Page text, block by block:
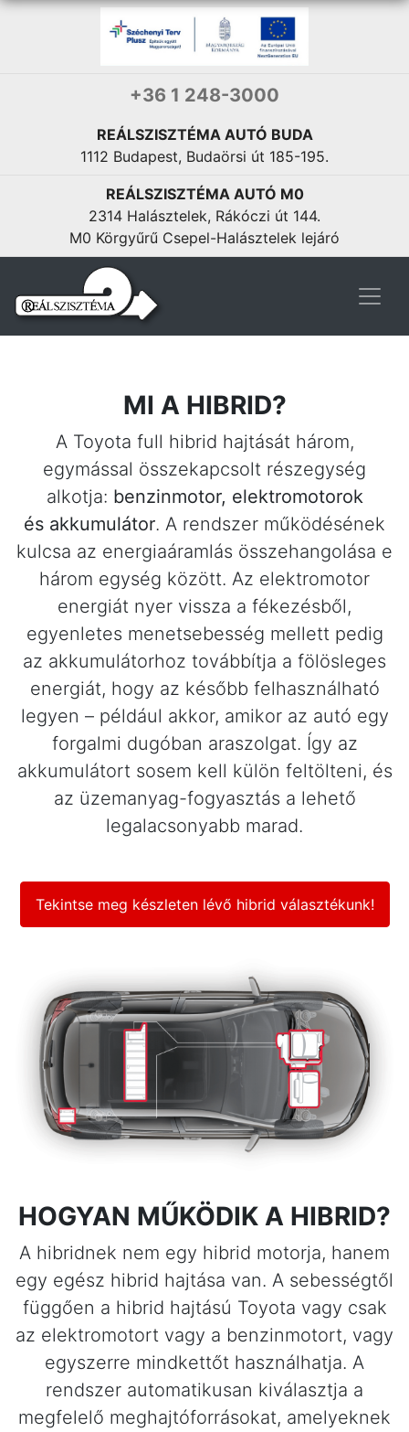
+36 1 248-3000
REÁLSZISZTÉMA AUTÓ BUDA
1112 Budapest, Budaörsi út 185-195.
REÁLSZISZTÉMA AUTÓ M0
2314 Halásztelek, Rákóczi út 144.
M0 Körgyűrű Csepel-Halásztelek lejáró
MI A HIBRID?
A Toyota full hibrid hajtását három,
egymással összekapcsolt részegység
alkotja: benzinmotor, elektromotorok
és akkumulátor. A rendszer működésének
kulcsa az energiaáramlás összehangolása e
három egység között. Az elektromotor
energiát nyer vissza a fékezésből,
egyenletes menetsebesség mellett pedig
az akkumulátorhoz továbbítja a fölösleges
energiát, hogy az később felhasználható
legyen – például akkor, amikor az autó egy
forgalmi dugóban araszolgat. Így az
akkumulátort sosem kell külön feltölteni, és
az üzemanyag-fogyasztás a lehető
legalacsonyabb marad.
Tekintse meg készleten lévő hibrid választékunk!
HOGYAN MŰKÖDIK A HIBRID?
A hibridnek nem egy hibrid motorja, hanem
egy egész hibrid hajtása van. A sebességtől
függően a hibrid hajtású Toyota vagy csak
az elektromotort vagy a benzinmotort, vagy
egyszerre mindkettőt használhatja. A
rendszer automatikusan kiválasztja a
megfelelő meghajtóforrásokat, amelyeknek